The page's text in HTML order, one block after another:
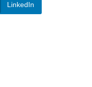
LinkedIn